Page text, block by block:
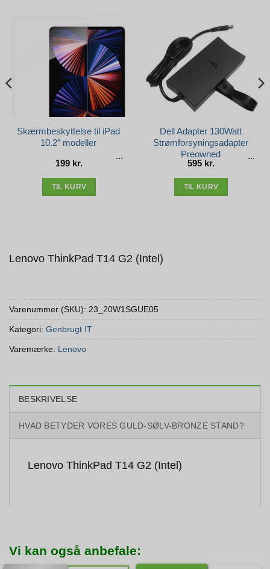
Skærmbeskyttelse til iPad
10.2″ modeller
199 kr.
TIL KURV
Dell Adapter 130Watt
Strømforsyningsadapter
Preowned
595 kr.
TIL KURV
Lenovo ThinkPad T14 G2 (Intel)
Varenummer (SKU): 23_20W1SGUE05
Kategori: Genbrugt IT
Varemærke: Lenovo
BESKRIVELSE
HVAD BETYDER VORES GULD-SØLV-BRONZE STAND?
Lenovo ThinkPad T14 G2 (Intel)
Vi kan også anbefale: